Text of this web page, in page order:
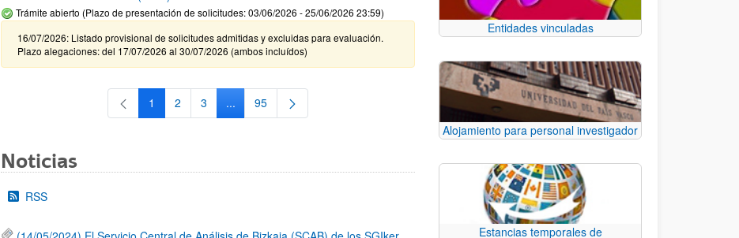
Trámite abierto (Plazo de presentación de solicitudes: 03/06/2026 - 25/06/2026 23:59)
16/07/2026: Listado provisional de solicitudes admitidas y excluidas para evaluación.
Plazo alegaciones: del 17/07/2026 al 30/07/2026 (ambos incluídos)
Página
1 Página
2 Página
3 ...Páginas intermedias Use TAB para desplazarse.
Página
95
Noticias
RSS
Entidades vinculadas
Alojamiento para personal investigador
Estancias temporales de